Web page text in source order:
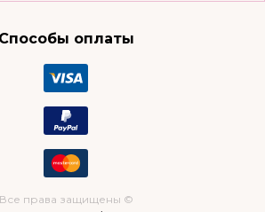
Способы оплаты
Все права защищены ©